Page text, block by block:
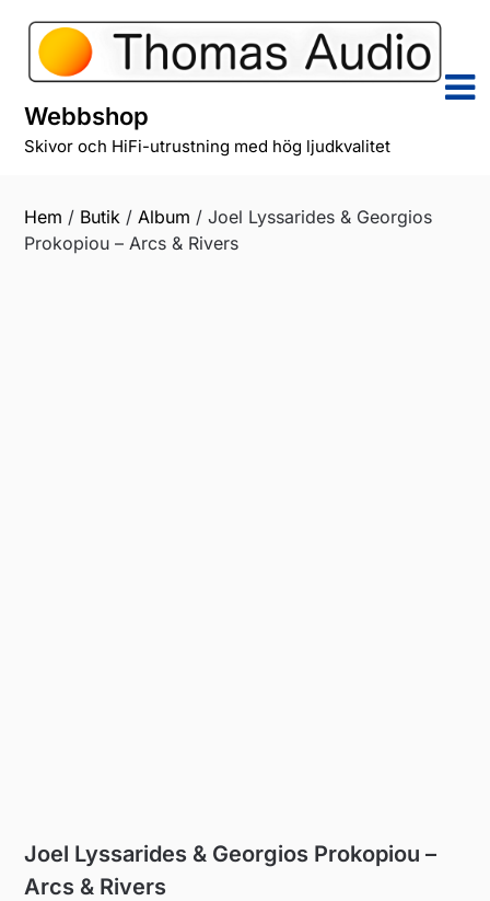
content
Webbshop
Skivor och HiFi-utrustning med hög ljudkvalitet
Hem / Butik /Album / Joel Lyssarides & Georgios
Prokopiou – Arcs & Rivers
Joel Lyssarides & Georgios Prokopiou –
Arcs & Rivers